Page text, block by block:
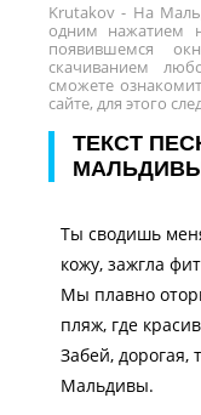
Krutakov - На
одним нажатием
появившемся
скачиванием
сможете
сайте, для этого
ТЕКСТ
Ты сводишь
кожу, зажгла
Мы плавно
пляж, где
Забей, дорогая,
Мальдивы.